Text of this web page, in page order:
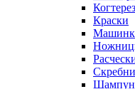
Краски